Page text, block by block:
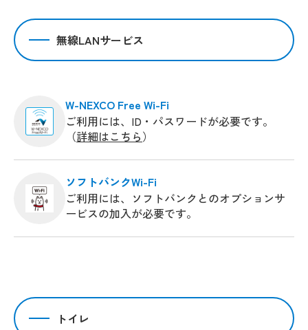
無線LANサービス
W-NEXCO Free Wi-Fi
ご利用には、ID・パスワードが必要です。
（詳細はこちら）
ソフトバンクWi-Fi
ご利用には、ソフトバンクとのオプションサ
ービスの加入が必要です。
トイレ